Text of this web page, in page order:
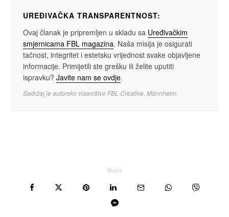
UREĐIVAČKA TRANSPARENTNOST:
Ovaj članak je pripremljen u skladu sa Uređivačkim
smjernicama FBL magazina. Naša misija je osigurati
tačnost, integritet i estetsku vrijednost svake objavljene
informacije. Primijetili ste grešku ili želite uputiti
ispravku? Javite nam se ovdje.
Sadržaj je autorsko vlasništvo FBL Creative, Mannheim.
Share